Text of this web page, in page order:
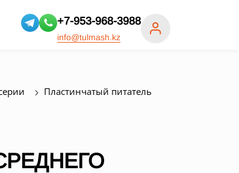
+7-953-968-3988
info@tulmash.kz
Пластинчатый питатель